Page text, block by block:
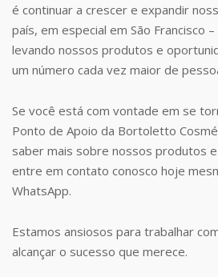
é continuar a crescer e expandir
país, em especial em São Francisco
levando nossos produtos e
um número cada vez maior de
Se você está com vontade em se
Ponto de Apoio da Bortoletto
saber mais sobre nossos produtos
entre em contato conosco hoje
WhatsApp.
Estamos ansiosos para trabalhar
alcançar o sucesso que merece.